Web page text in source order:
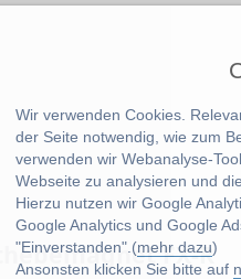
Wir verwenden Cookies.
der Seite notwendig, wie zum
verwenden wir Webanalyse-
Webseite zu analysieren und
Hierzu nutzen wir Google
Google Analytics und Google
"Einverstanden".(mehr dazu)
Ansonsten klicken Sie bitte auf
FX-R